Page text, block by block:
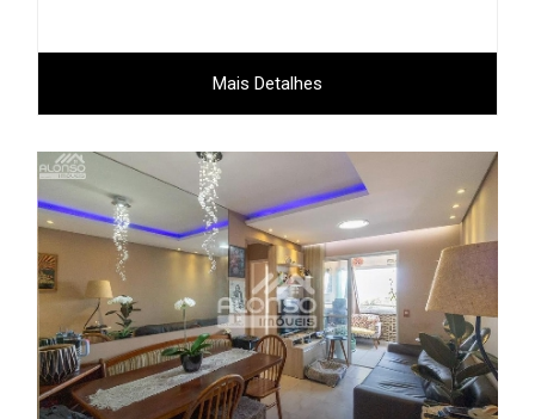
Mais Detalhes